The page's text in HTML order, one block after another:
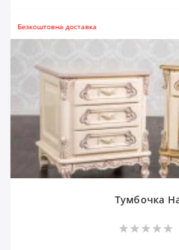
Безкоштовна доставка
Тумбочка